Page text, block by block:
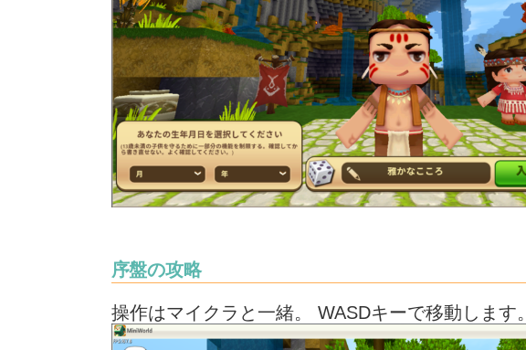
序盤の攻略
操作はマイクラと一緒。 WASDキーで移動します。